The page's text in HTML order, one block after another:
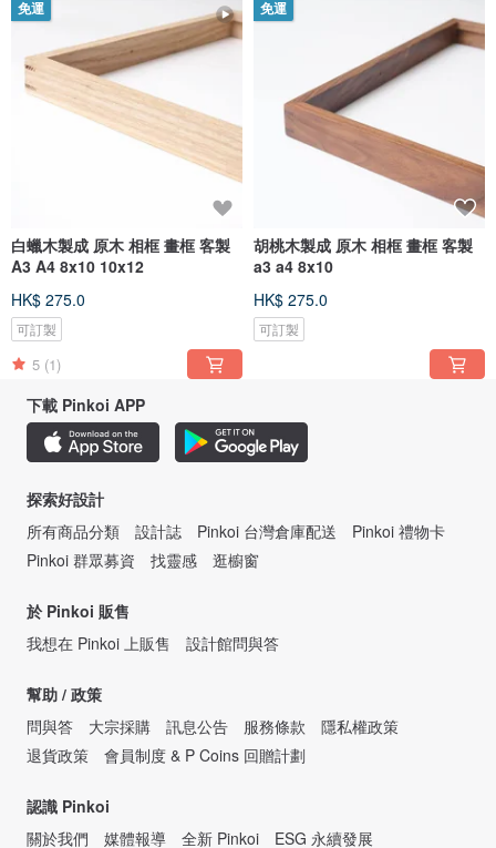
免運
白蠟木製成 原木 相框 畫框 客製
A3 A4 8x10 10x12
HK$ 275.0
可訂製
5 (1)
免運
胡桃木製成 原木 相框 畫框 客製
a3 a4 8x10
HK$ 275.0
可訂製
下載 Pinkoi APP
探索好設計
所有商品分類
設計誌 Pinkoi 台灣倉庫配送
Pinkoi 禮物卡
Pinkoi 群眾募資
找靈感 逛櫥窗
於 Pinkoi 販售
我想在 Pinkoi 上販售
設計館問與答
幫助 / 政策
問與答
大宗採購 訊息公告 服務條款
隱私權政策
退貨政策
會員制度 & P Coins 回贈計劃
認識 Pinkoi
關於我們
媒體報導 全新 Pinkoi ESG 永續發展